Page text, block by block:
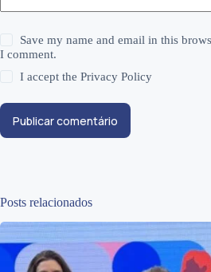
Save my name and email in this
I comment.
I accept thePrivacy Policy
Publicar comentário
Posts relacionados